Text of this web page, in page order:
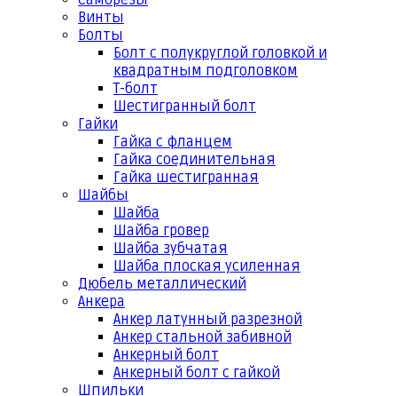
Винты
Болты
Болт с полукруглой головкой и
квадратным подголовком
Т-болт
Шестигранный болт
Гайки
Гайка с фланцем
Гайка соединительная
Гайка шестигранная
Шайбы
Шайба
Шайба гровер
Шайба зубчатая
Шайба плоская усиленная
Дюбель металлический
Анкера
Анкер латунный разрезной
Анкер стальной забивной
Анкерный болт
Анкерный болт с гайкой
Шпильки